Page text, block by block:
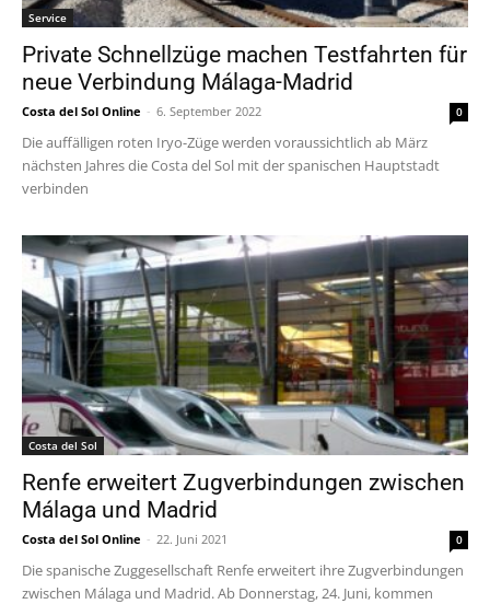
Service
Private Schnellzüge machen Testfahrten für
neue Verbindung Málaga-Madrid
Costa del Sol Online - 6. September 2022 0
Die auffälligen roten Iryo-Züge werden voraussichtlich ab März
nächsten Jahres die Costa del Sol mit der spanischen Hauptstadt
verbinden
Costa del Sol
Renfe erweitert Zugverbindungen zwischen
Málaga und Madrid
Costa del Sol Online - 22. Juni 2021 0
Die spanische Zuggesellschaft Renfe erweitert ihre Zugverbindungen
zwischen Málaga und Madrid. Ab Donnerstag, 24. Juni, kommen